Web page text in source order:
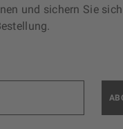
und sichern Sie